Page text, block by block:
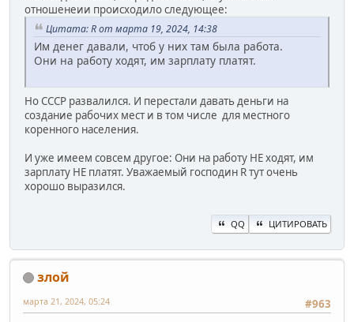
отношенеии происходило следующее:
Цитата: R от марта 19, 2024, 14:38
Им денег давали, чтоб у них там была работа.
Они на работу ходят, им зарплату платят.
Но СССР развалился. И перестали давать деньги на
создание рабочих мест и в том числе для местного
коренного населения.
И уже имеем совсем другое: Они на работу НЕ ходят, им
зарплату НЕ платят. Уважаемый господин R тут очень
хорошо выразился.
QQ ЦИТИРОВАТЬ
злой
#963
марта 21, 2024, 05:24